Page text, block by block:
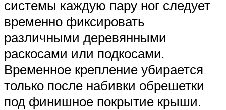
системы каждую пару ног следует
временно фиксировать
различными деревянными
раскосами или подкосами.
Временное крепление убирается
только после набивки обрешетки
под финишное покрытие крыши.